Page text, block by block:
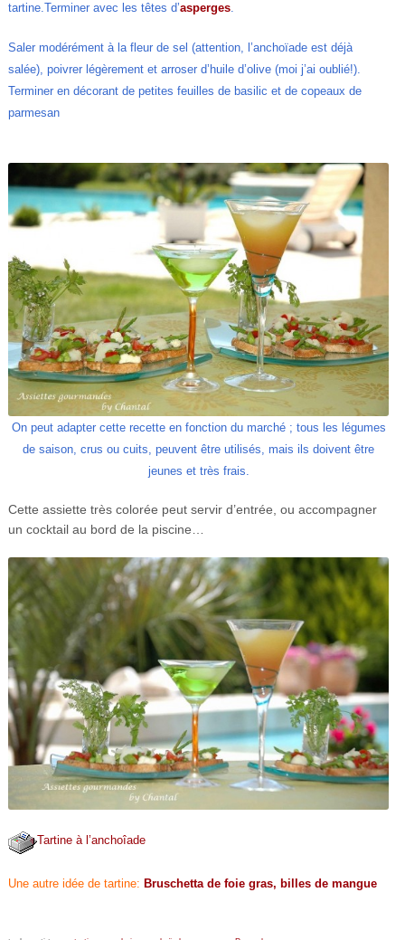
tartine.Terminer avec les têtes d’asperges.
Saler modérément à la fleur de sel (attention, l’anchoïade est déjà
salée), poivrer légèrement et arroser d’huile d’olive (moi j’ai oublié!).
Terminer en décorant de petites feuilles de basilic et de copeaux de
parmesan
On peut adapter cette recette en fonction du marché ; tous les légumes
de saison, crus ou cuits, peuvent être utilisés, mais ils doivent être
jeunes et très frais.
Cette assiette très colorée peut servir d’entrée, ou accompagner
un cocktail au bord de la piscine…
Tartine à l’anchoîade
Une autre idée de tartine: Bruschetta de foie gras, billes de mangue